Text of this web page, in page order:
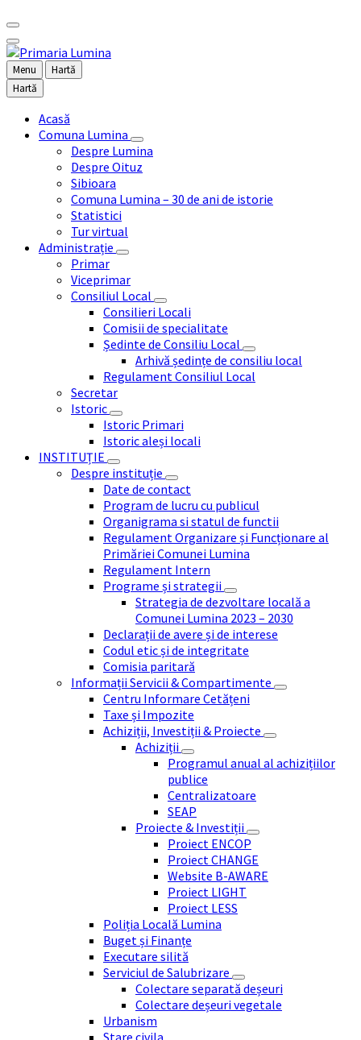
Menu
Hartă
Hartă
Acasă
Comuna Lumina
Despre Lumina
Despre Oituz
Sibioara
Comuna Lumina – 30 de ani de istorie
Statistici
Tur virtual
Administrație
Primar
Viceprimar
Consiliul Local
Consilieri Locali
Comisii de specialitate
Ședinte de Consiliu Local
Arhivă ședințe de consiliu local
Regulament Consiliul Local
Secretar
Istoric
Istoric Primari
Istoric aleși locali
INSTITUȚIE
Despre instituție
Date de contact
Program de lucru cu publicul
Organigrama si statul de functii
Regulament Organizare și Funcționare al
Primăriei Comunei Lumina
Regulament Intern
Programe și strategii
Strategia de dezvoltare locală a
Comunei Lumina 2023 – 2030
Declarații de avere și de interese
Codul etic și de integritate
Comisia paritară
Informații Servicii & Compartimente
Centru Informare Cetățeni
Taxe și Impozite
Achiziții, Investiții & Proiecte
Achiziții
Programul anual al achizițiilor
publice
Centralizatoare
SEAP
Proiecte & Investiții
Proiect ENCOP
Proiect CHANGE
Website B-AWARE
Proiect LIGHT
Proiect LESS
Poliția Locală Lumina
Buget și Finanțe
Executare silită
Serviciul de Salubrizare
Colectare separată deșeuri
Colectare deșeuri vegetale
Urbanism
Stare civila